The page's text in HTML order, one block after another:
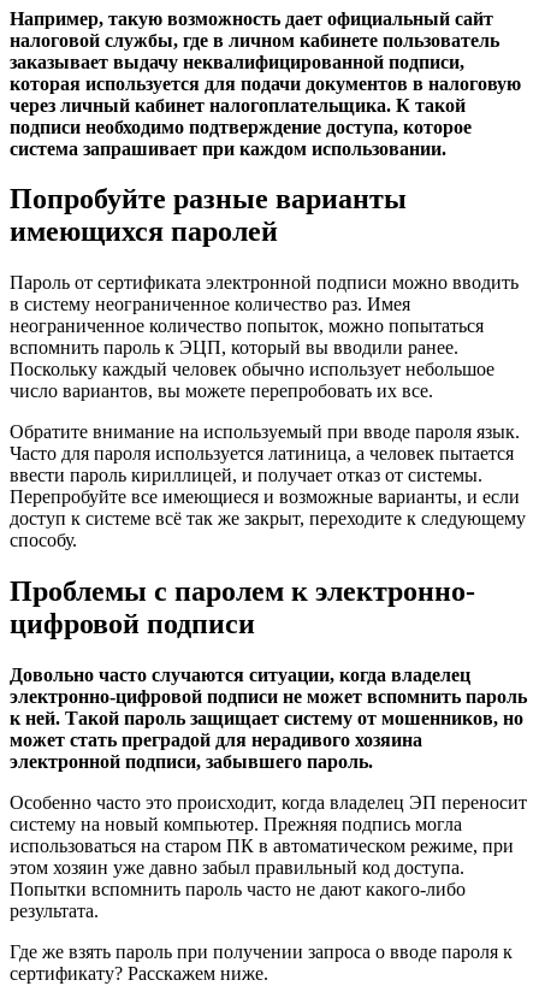
Например, такую возможность дает официальный сайт
налоговой службы, где в личном кабинете пользователь
заказывает выдачу неквалифицированной подписи,
которая используется для подачи документов в налоговую
через личный кабинет налогоплательщика. К такой
подписи необходимо подтверждение доступа, которое
система запрашивает при каждом использовании.
Попробуйте разные варианты
имеющихся паролей
Пароль от сертификата электронной подписи можно вводить
в систему неограниченное количество раз. Имея
неограниченное количество попыток, можно попытаться
вспомнить пароль к ЭЦП, который вы вводили ранее.
Поскольку каждый человек обычно использует небольшое
число вариантов, вы можете перепробовать их все.
Обратите внимание на используемый при вводе пароля язык.
Часто для пароля используется латиница, а человек пытается
ввести пароль кириллицей, и получает отказ от системы.
Перепробуйте все имеющиеся и возможные варианты, и если
доступ к системе всё так же закрыт, переходите к следующему
способу.
Проблемы с паролем к электронно-
цифровой подписи
Довольно часто случаются ситуации, когда владелец
электронно-цифровой подписи не может вспомнить пароль
к ней. Такой пароль защищает систему от мошенников, но
может стать преградой для нерадивого хозяина
электронной подписи, забывшего пароль.
Особенно часто это происходит, когда владелец ЭП переносит
систему на новый компьютер. Прежняя подпись могла
использоваться на старом ПК в автоматическом режиме, при
этом хозяин уже давно забыл правильный код доступа.
Попытки вспомнить пароль часто не дают какого-либо
результата.
Где же взять пароль при получении запроса о вводе пароля к
сертификату? Расскажем ниже.